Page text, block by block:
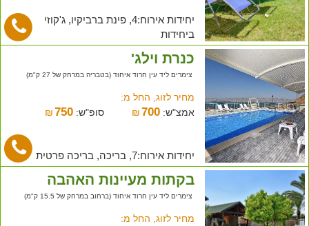
יחידות אירוח:4, פינת ברביקיו, ג'קוזי
ביחידות
כנרת וילג'
צימרים ליד עין חרוד איחוד (בטבריה במרחק של 27 ק"מ)
מחיר לזוג, החל מ:
אמצ"ש:
₪700 סופ"ש: ₪ 750
יחידות אירוח:7, בריכה, בריכה פרטית
בקתות מעיינות האהבה
צימרים ליד עין חרוד איחוד (ברחוב במרחק של 15.5 ק"מ)
מחיר לזוג, החל מ: